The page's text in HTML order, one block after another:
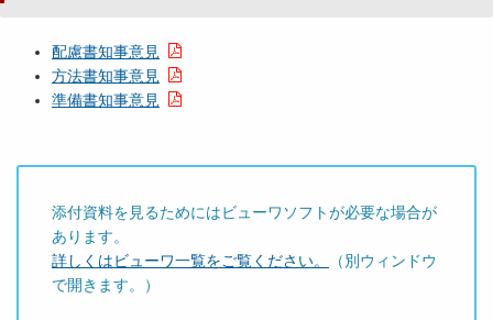
配慮書知事意見
方法書知事意見
準備書知事意見
添付資料を見るためにはビューワソフトが必要な場合が
あります。
詳しくはビューワ一覧をご覧ください。
（別ウィンドウ
で開きます。）